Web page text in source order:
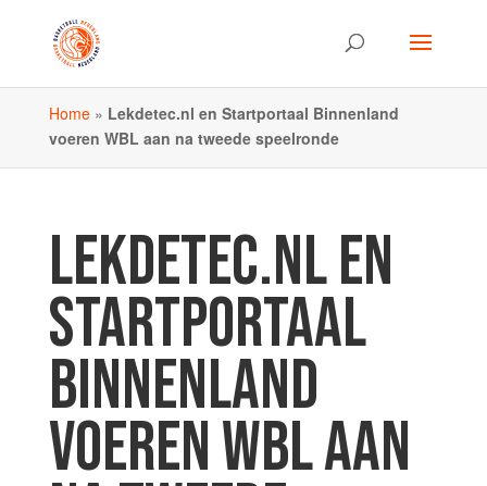
Home» Lekdetec.nl en Startportaal Binnenland
voeren WBL aan na tweede speelronde
LEKDETEC.NL EN
STARTPORTAAL
BINNENLAND
VOEREN WBL AAN